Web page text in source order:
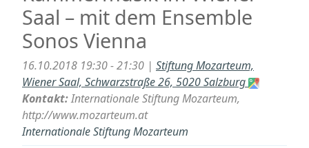
Saal – mit dem Ensemble
Sonos Vienna
16.10.2018 19:30 - 21:30 | Stiftung Mozarteum,
Wiener Saal, Schwarzstraße 26, 5020 Salzburg
Kontakt:Internationale Stiftung Mozarteum,
http://www.mozarteum.at
Internationale Stiftung Mozarteum